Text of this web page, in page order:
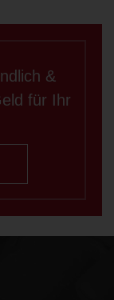
&
für Ihr